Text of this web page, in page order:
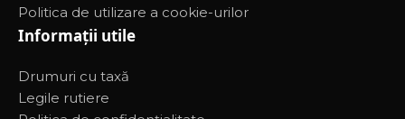
Politica de utilizare a cookie-urilor
Informații utile
Drumuri cu taxă
Legile rutiere